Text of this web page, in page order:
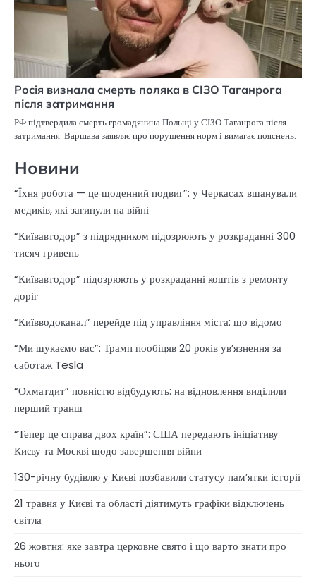
Росія визнала смерть поляка в СІЗО Таганрога
після затримання
РФ підтвердила смерть громадянина Польщі у СІЗО Таганрога після
затримання. Варшава заявляє про порушення норм і вимагає пояснень.
Новини
“Їхня робота — це щоденний подвиг”: у Черкасах вшанували
медиків, які загинули на війні
“Київавтодор” з підрядником підозрюють у розкраданні 300
тисяч гривень
“Київавтодор” підозрюють у розкраданні коштів з ремонту
доріг
“Київводоканал” перейде під управління міста: що відомо
“Ми шукаємо вас”: Трамп пообіцяв 20 років ув’язнення за
саботаж Tesla
“Охматдит” повністю відбудують: на відновлення виділили
перший транш
“Тепер це справа двох країн”: США передають ініціативу
Києву та Москві щодо завершення війни
130-річну будівлю у Києві позбавили статусу памʼятки історії
21 травня у Києві та області діятимуть графіки відключень
світла
26 жовтня: яке завтра церковне свято і що варто знати про
нього